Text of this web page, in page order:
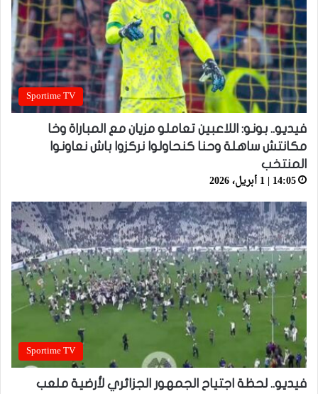
Sportime TV
فيديو.. بونو: اللاعبين تعاملو مزيان مع المباراة وخا
مكانتش ساهلة وحنا كنحاولوا نركزوا باش نعاونوا
المنتخب
14:05 | 1 أبريل، 2026
Sportime TV
فيديو.. لحظة اجتياح الجمهور الجزائري لأرضية ملعب